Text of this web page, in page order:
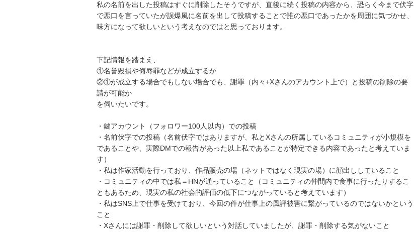
私の名前を出した投稿はすぐに削除したそうですが、直後に続く投稿の内容から、恐らく今まで伏字
で悪口を言っていたが誤爆風に名前を出して投稿することで誰の悪口であったかを周囲に気づかせ、
味方になって欲しいという考えなのではと思っております。
下記情報を踏まえ、
①名誉毀損や侮辱罪などが成立するか
②①が成立する場合でもしない場合でも、謝罪（内々+Xさんのアカウント上で）と投稿の削除の要
請が可能か
を伺いたいです。
・鍵アカウント（フォロワー100人以内）での投稿
・名前伏字での投稿（名前伏字ではありますが、私とXさんの所属しているコミュニティが小規模を
であることや、実際DMでの報告があった以上私であることが特定できる内容であったと考えていま
す）
・私は作家活動を行っており、作品販売の場（ネットではなく現実の場）に顔出ししていること
・コミュニティの中では私＝HNが通っていること（コミュニティの仲間内で食事に行ったりするこ
ともあるため、現実の私の社会的評価の低下につながっていると考えています）
・私はSNS上で仕事を受けており、今回の件が仕事上の風評被害に繋がっているのではないかという
こと
・Xさんには謝罪・削除して欲しいという対話していましたが、謝罪・削除する気がないこと